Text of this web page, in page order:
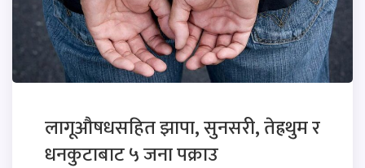
लागूऔषधसहित झापा, सुनसरी, तेह्रथुम र
धनकुटाबाट ५ जना पक्राउ